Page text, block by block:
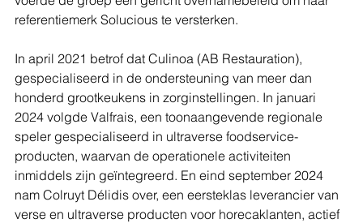
referentiemerk Solucious te versterken.
In april 2021 betrof dat Culinoa (AB Restauration),
gespecialiseerd in de ondersteuning van meer dan
honderd grootkeukens in zorginstellingen. In januari
2024 volgde Valfrais, een toonaangevende regionale
speler gespecialiseerd in ultraverse foodservice-
producten, waarvan de operationele activiteiten
inmiddels zijn geïntegreerd. En eind september 2024
nam Colruyt Délidis over, een eersteklas leverancier van
verse en ultraverse producten voor horecaklanten, actief